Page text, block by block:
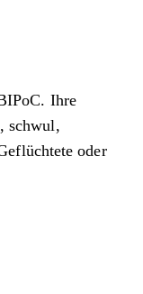
Ihre
schwul,
oder